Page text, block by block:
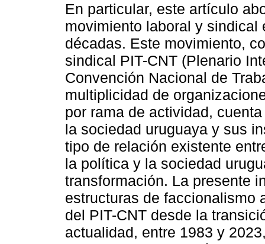
En particular, este artículo
movimiento laboral y sindical
décadas. Este movimiento,
sindical PIT-CNT (Plenario
Convención Nacional de
multiplicidad de
por rama de actividad,
la sociedad uruguaya y sus
tipo de relación existente
la política y la sociedad
transformación. La presente
estructuras de faccionalismo
del PIT-CNT desde la
actualidad, entre 1983 y